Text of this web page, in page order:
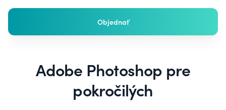
Objednať
Adobe Photoshop pre
pokročilých